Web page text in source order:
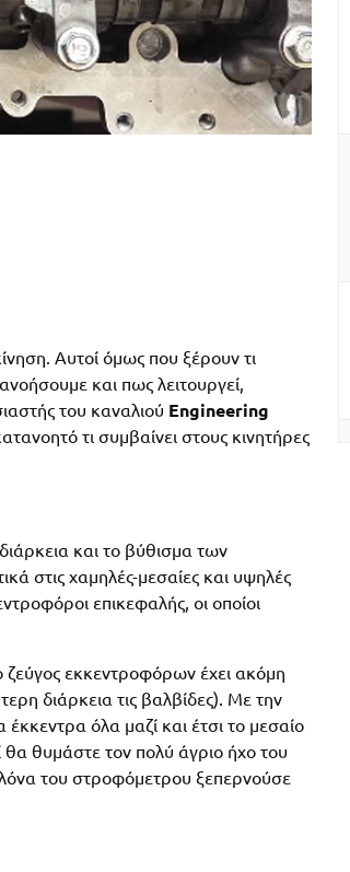
Αυτοί όμως που ξέρουν τι
και πως λειτουργεί,
του καναλιού Engineering
τι συμβαίνει στους κινητήρες
και το βύθισμα των
στις χαμηλές-μεσαίες και υψηλές
επικεφαλής, οι οποίοι
εκκεντροφόρων έχει ακόμη
διάρκεια τις βαλβίδες). Με την
όλα μαζί και έτσι το μεσαίο
θα θυμάστε τον πολύ άγριο ήχο του
του στροφόμετρου ξεπερνούσε